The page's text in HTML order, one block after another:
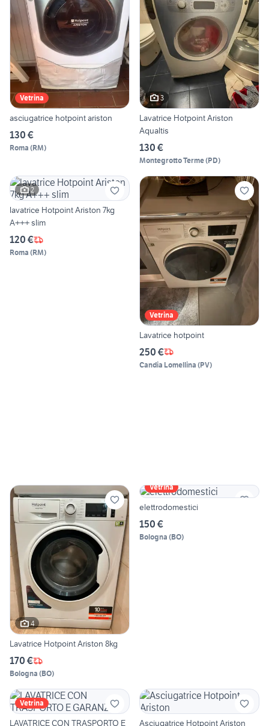
Vetrina
asciugatrice hotpoint ariston
130 €
Roma (RM)
3
Lavatrice Hotpoint Ariston
Aqualtis
130 €
Montegrotto Terme(PD)
2
lavatrice Hotpoint Ariston 7kg
A+++ slim
120 €
Roma (RM)
Vetrina
Lavatrice hotpoint
250 €
Candia Lomellina (PV)
4
Lavatrice Hotpoint Ariston 8kg
170 €
Bologna (BO)
Vetrina
elettrodomestici
150 €
Bologna (BO)
Vetrina
LAVATRICE CON TRASPORTO E Asciugatrice Hotpoint Ariston